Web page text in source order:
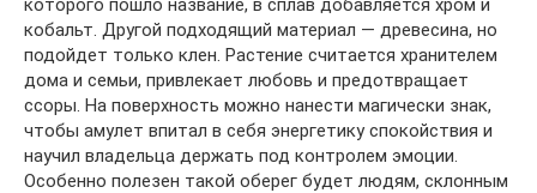
которого пошло название, в сплав добавляется хром и
кобальт. Другой подходящий материал — древесина, но
подойдет только клен. Растение считается хранителем
дома и семьи, привлекает любовь и предотвращает
ссоры. На поверхность можно нанести магически знак,
чтобы амулет впитал в себя энергетику спокойствия и
научил владельца держать под контролем эмоции.
Особенно полезен такой оберег будет людям, склонным